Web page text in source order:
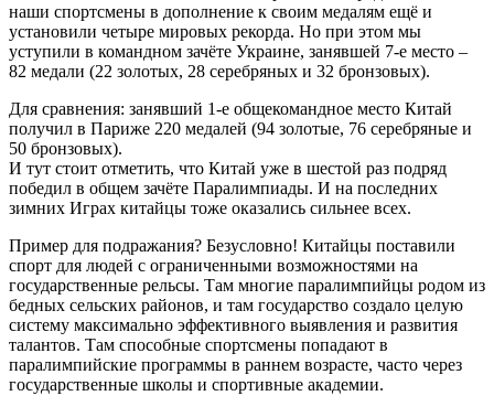
наши спортсмены в дополнение к своим медалям ещё и
установили четыре мировых рекорда. Но при этом мы
уступили в командном зачёте Украине, занявшей 7-е место –
82 медали (22 золотых, 28 серебряных и 32 бронзовых).
Для сравнения: занявший 1-е общекомандное место Китай
получил в Париже 220 медалей (94 золотые, 76 серебряные и
50 бронзовых).
И тут стоит отметить, что Китай уже в шестой раз подряд
победил в общем зачёте Паралимпиады. И на последних
зимних Играх китайцы тоже оказались сильнее всех.
Пример для подражания? Безусловно! Китайцы поставили
спорт для людей с ограниченными возможностями на
государственные рельсы. Там многие паралимпийцы родом из
бедных сельских районов, и там государство создало целую
систему максимально эффективного выявления и развития
талантов. Там способные спортсмены попадают в
паралимпийские программы в раннем возрасте, часто через
государственные школы и спортивные академии.